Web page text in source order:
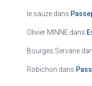
le sauze dans
Olivier MINNE dans
Bourges Servane
Robichon dans